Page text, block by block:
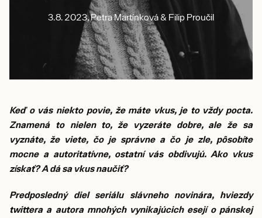
3.8. 2023, Petra Martínková & Filip Proučil
Keď o vás niekto povie, že máte vkus, je to vždy pocta.
Znamená to nielen to, že vyzeráte dobre, ale že sa
vyznáte, že viete, čo je správne a čo je zle, pôsobíte
mocne a autoritatívne, ostatní vás obdivujú. Ako vkus
získať? A dá sa vkus naučiť?
Predposledný diel seriálu slávneho novinára, hviezdy
twittera a autora mnohých vynikajúcich esejí o pánskej